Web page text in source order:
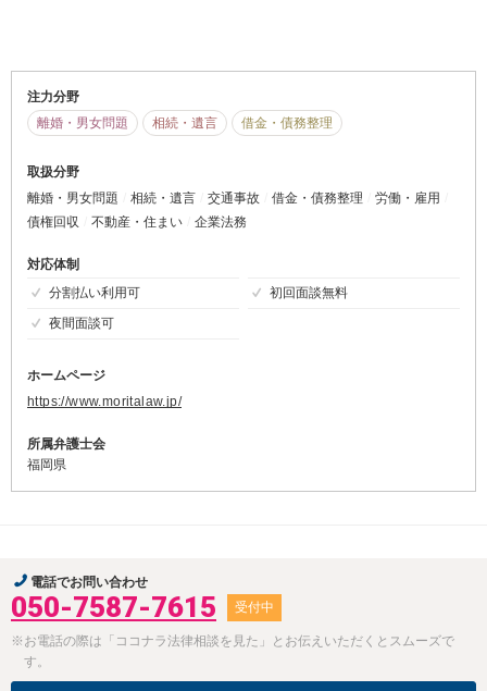
注力分野
離婚・男女問題
相続・遺言 借金・債務整理
取扱分野
離婚・男女問題
相続・遺言 交通事故 借金・債務整理
労働・雇用
債権回収
不動産・住まい 企業法務
対応体制
分割払い利用可
初回面談無料
夜間面談可
ホームページ
https://www.moritalaw.jp/
所属弁護士会
福岡県
電話でお問い合わせ
050-7587-7615 受付中
※お電話の際は「ココナラ法律相談を見た」とお伝えいただくとスムーズで
す。